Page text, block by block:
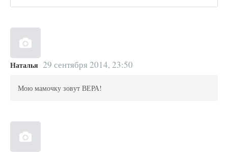
Наталья 29 сентября 2014, 23:50
Мою мамочку зовут ВЕРА!